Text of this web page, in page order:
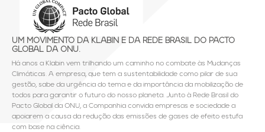
UM MOVIMENTO DA KLABIN E DA REDE BRASIL DO PACTO
GLOBAL DA ONU.
Há anos a Klabin vem trilhando um caminho no combate às Mudanças
Climáticas. A empresa, que tem a sustentabilidade como pilar de sua
gestão, sabe da urgência do tema e da importância da mobilização de
todos para garantir o futuro do nosso planeta. Junto à Rede Brasil do
Pacto Global da ONU, a Companhia convida empresas e sociedade a
apoiarem a causa da redução das emissões de gases de efeito estufa
com base na ciência.